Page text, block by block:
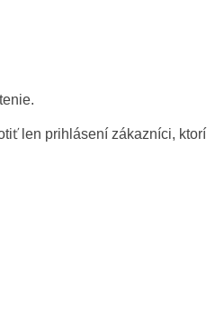
len prihlásení zákazníci, ktorí